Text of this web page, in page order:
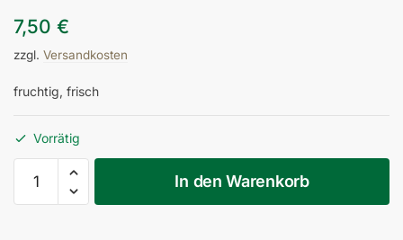
7,50 €
zzgl. Versandkosten
fruchtig, frisch
Vorrätig
Sämling
In den Warenkorb